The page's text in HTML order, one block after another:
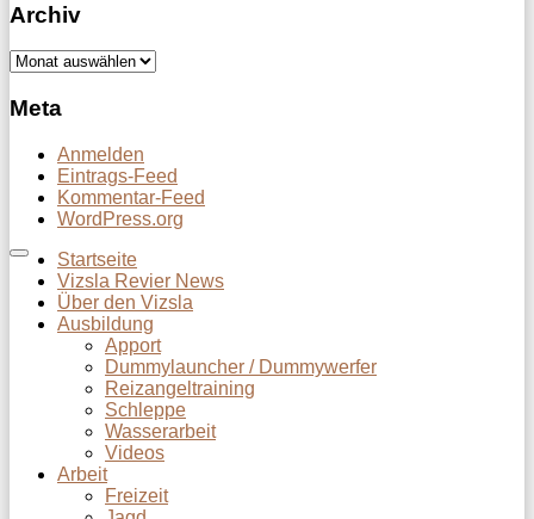
Archiv
Archiv
Meta
Anmelden
Eintrags-Feed
Kommentar-Feed
WordPress.org
Startseite
Vizsla Revier News
Über den Vizsla
Ausbildung
Apport
Dummylauncher / Dummywerfer
Reizangeltraining
Schleppe
Wasserarbeit
Videos
Arbeit
Freizeit